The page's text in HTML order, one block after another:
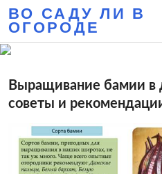
ВО САДУ ЛИ В
ОГОРОДЕ
Выращивание бамии в
советы и